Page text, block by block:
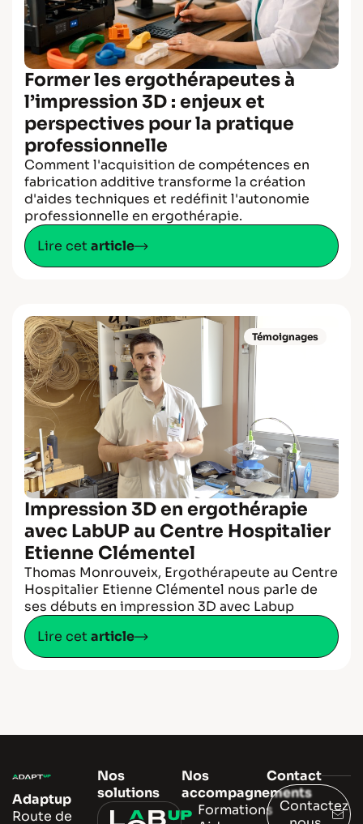
Former les ergothérapeutes à
l’impression 3D : enjeux et
perspectives pour la pratique
professionnelle
Comment l'acquisition de compétences en
fabrication additive transforme la création
d'aides techniques et redéfinit l'autonomie
professionnelle en ergothérapie.
Lire cet article
Témoignages
Impression 3D en ergothérapie
avec LabUP au Centre Hospitalier
Etienne Clémentel
Thomas Monrouveix, Ergothérapeute au Centre
Hospitalier Etienne Clémentel nous parle de
ses débuts en impression 3D avec Labup
Lire cet article
Adaptup
Route de
Nos
solutions
Nos
accompagnements
Formations
Contact
Contactez-